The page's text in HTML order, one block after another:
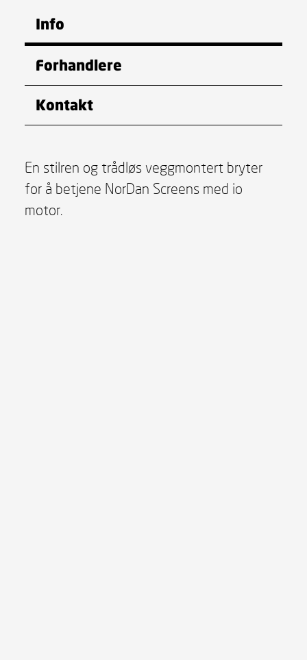
Info
Forhandlere
Kontakt
En stilren og trådløs veggmontert bryter
for å betjene NorDan Screens med io
motor.